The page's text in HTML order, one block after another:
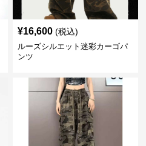
¥16,600 (税込)
ルーズシルエット迷彩カーゴパ
ンツ